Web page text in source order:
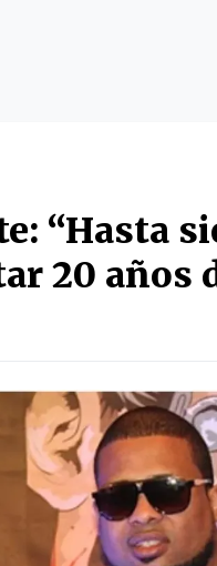
“Hasta
20 años